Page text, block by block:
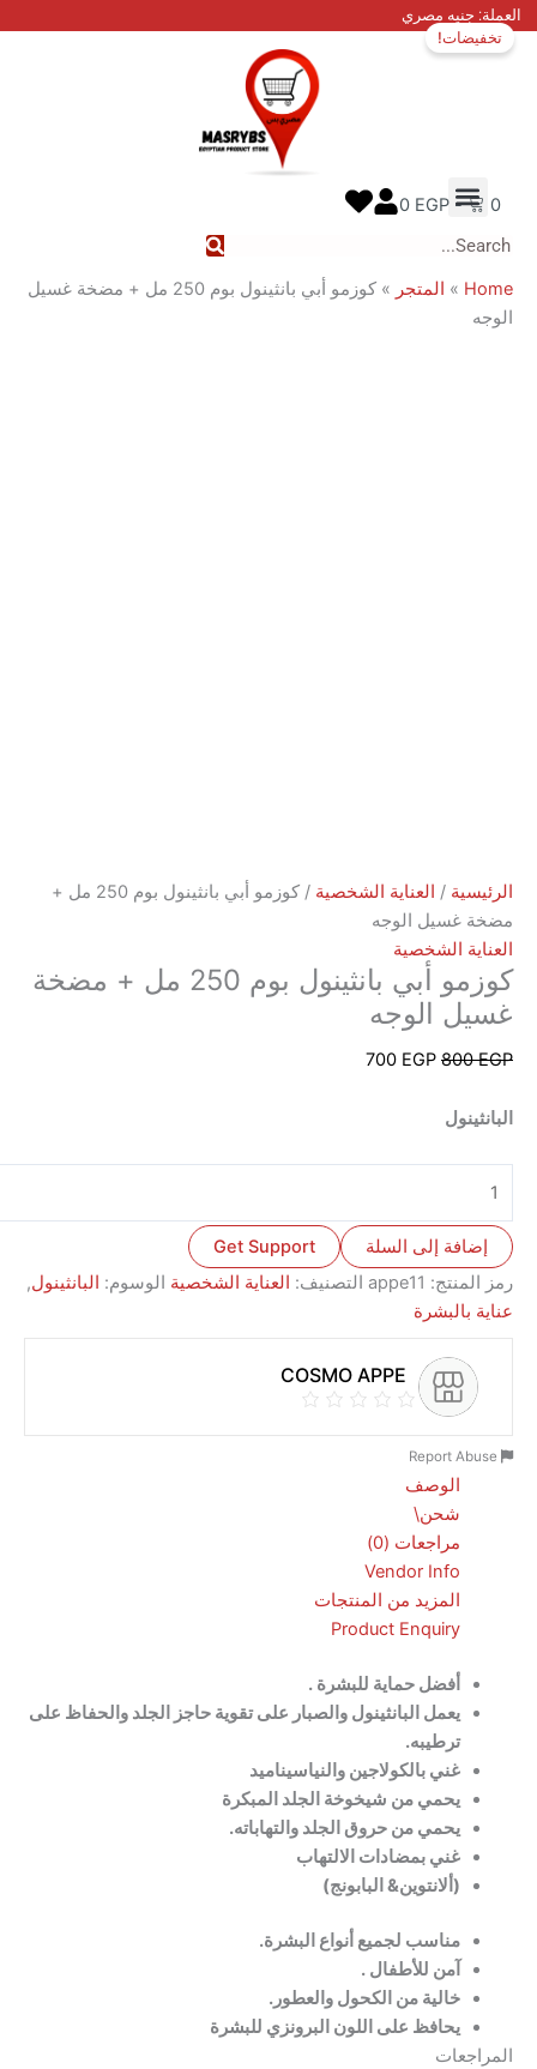
مصري
0 EGP
المتجر» كوزمو أبي بانثينول بوم 250 مل + مضخة غسيل
/العناية الشخصية
/ كوزمو أبي بانثينول بوم 250 مل +
الوجه
الشخصية
كوزمو أبي بانثينول بوم 250 مل + مضخة
الوجه
السعر
الأصلي
700EGP
السعر
الحالي
إلى السلة
Get Support
appe11 التصنيف: العناية الشخصية الوسوم:البانثينول
COSMO APPE
مراجعات (0)
Vendor Info
المزيد من المنتجات
Product Enquiry
أفضل حماية للبشرة .
يعمل البانثينول والصبار على تقوية حاجز الجلد والحفاظ على
غني بالكولاجين والنياسيناميد
يحمي من شيخوخة الجلد المبكرة
يحمي من حروق الجلد والتهاباته.
غني بمضادات الالتهاب
(ألانتوين&البابونج)
مناسب لجميع أنواع البشرة.
آمن للأطفال .
خالية من الكحول والعطور.
يحافظ على اللون البرونزي للبشرة